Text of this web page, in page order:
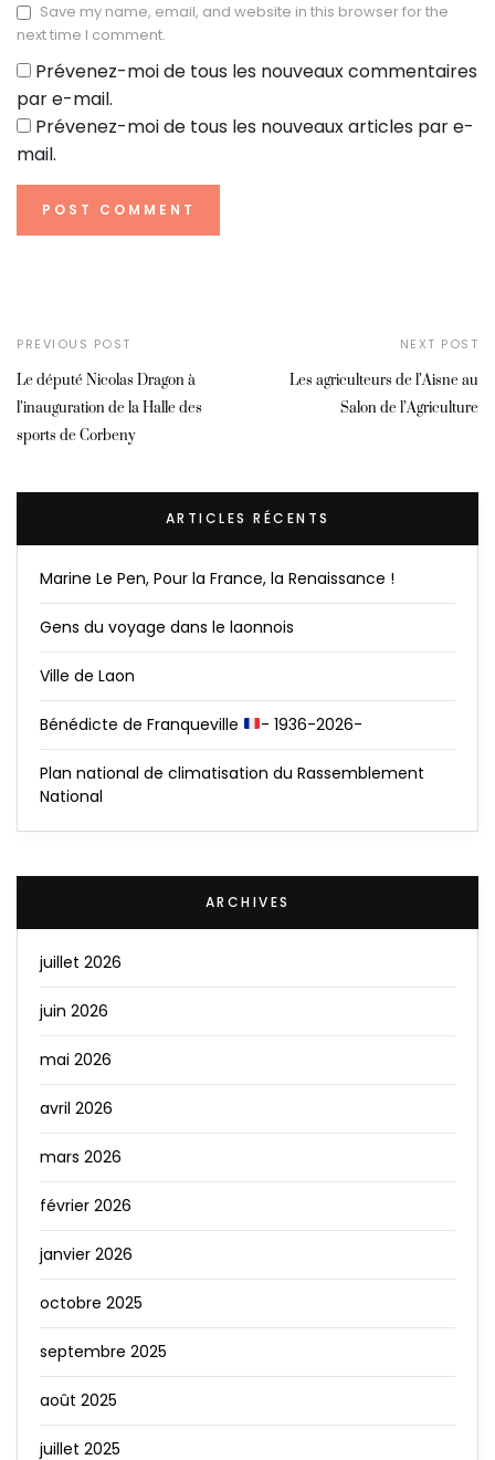
Save my name, email, and website in this browser for the
next time I comment.
Prévenez-moi de tous les nouveaux commentaires
par e-mail.
Prévenez-moi de tous les nouveaux articles par e-
mail.
PREVIOUS POST
Le député Nicolas Dragon à
l’inauguration de la Halle des
sports de Corbeny
NEXT POST
Les agriculteurs de l’Aisne au
Salon de l’Agriculture
ARTICLES RÉCENTS
Marine Le Pen, Pour la France, la Renaissance !
Gens du voyage dans le laonnois
Ville de Laon
Bénédicte de Franqueville - 1936-2026-
Plan national de climatisation du Rassemblement
National
ARCHIVES
juillet 2026
juin 2026
mai 2026
avril 2026
mars 2026
février 2026
janvier 2026
octobre 2025
septembre 2025
août 2025
juillet 2025